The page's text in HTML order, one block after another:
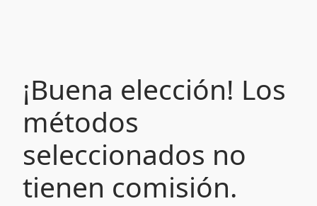
¡Buena elección! Los
métodos
seleccionados no
tienen comisión.